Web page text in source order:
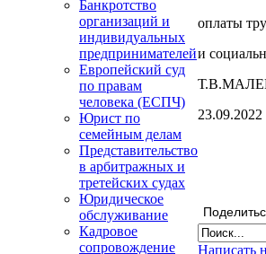
Банкротство
организаций и
индивидуальных
предпринимателей
Европейский суд
по правам
человека (ЕСПЧ)
Юрист по
семейным делам
Представительство
в арбитражных и
третейских судах
Юридическое
обслуживание
Кадровое
сопровождение
оплаты
и
23.09.2022
Написать